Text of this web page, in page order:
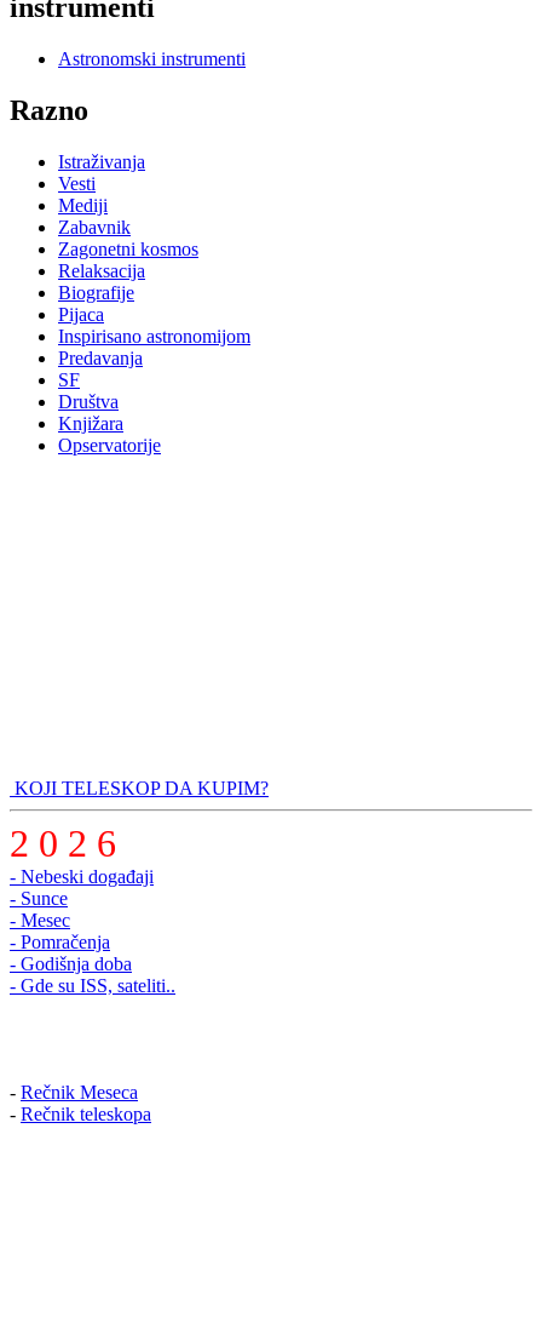
instrumenti
Astronomski instrumenti
Razno
Istraživanja
Vesti
Mediji
Zabavnik
Zagonetni kosmos
Relaksacija
Biografije
Pijaca
Inspirisano astronomijom
Predavanja
SF
Društva
Knjižara
Opservatorije
KOJI TELESKOP DA KUPIM?
2 0 2 6
- Nebeski događaji
- Sunce
- Mesec
- Pomračenja
- Godišnja doba
- Gde su ISS, sateliti..
- Rečnik Meseca
- Rečnik teleskopa